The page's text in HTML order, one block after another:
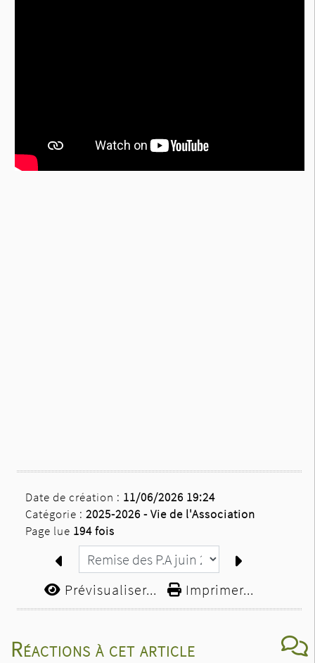
Date de création : 11/06/2026 19:24
Catégorie : 2025-2026 -Vie de l'Association
Page lue 194 fois
Prévisualiser... Imprimer...
Réactions à cet article